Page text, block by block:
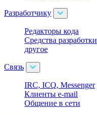
Разработчику
Редакторы кода
Средства разработки
другое
Связь
IRC, ICQ, Messenger
Клиенты e-mail
Общение в сети